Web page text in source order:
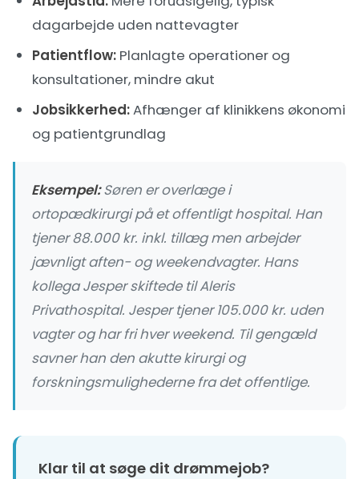
dagarbejde uden nattevagter
Patientflow: Planlagte operationer og
konsultationer, mindre akut
Jobsikkerhed:Afhænger af klinikkens økonomi
og patientgrundlag
Eksempel:Søren er overlæge i
ortopædkirurgi på et offentligt hospital. Han
tjener 88.000 kr. inkl. tillæg men arbejder
jævnligt aften- og weekendvagter. Hans
kollega Jesper skiftede til Aleris
Privathospital. Jesper tjener 105.000 kr. uden
vagter og har fri hver weekend. Til gengæld
savner han den akutte kirurgi og
forskningsmulighederne fra det offentlige.
Klar til at søge dit drømmejob?